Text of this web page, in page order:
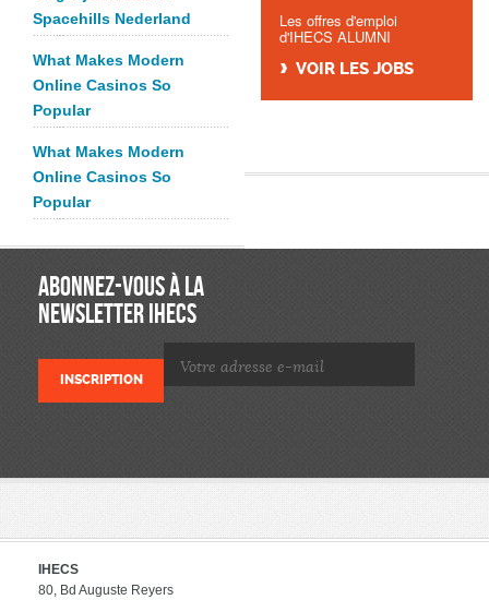
Spacehills Nederland
What Makes Modern
Online Casinos So
Popular
What Makes Modern
Online Casinos So
Popular
Les offres d'emploi
d'IHECS ALUMNI
VOIR LES JOBS
ABONNEZ-VOUS À LA
NEWSLETTER IHECS
IHECS
80, Bd Auguste Reyers